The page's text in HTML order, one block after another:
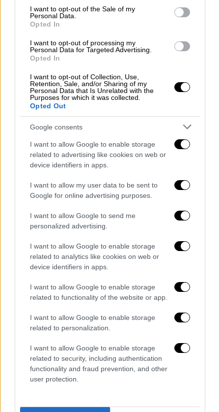
consent section.
I want to opt-out of the Sale of my
Personal Data.
Opted In
I want to opt-out of processing my
Personal Data for Targeted Advertising.
Opted In
I want to opt-out of Collection, Use,
Retention, Sale, and/or Sharing of my
Personal Data that Is Unrelated with the
Purposes for which it was collected.
Opted Out
Google consents
I want to allow Google to enable storage
related to advertising like cookies on web or
device identifiers in apps.
I want to allow my user data to be sent to
Google for online advertising purposes.
I want to allow Google to send me
personalized advertising.
I want to allow Google to enable storage
related to analytics like cookies on web or
device identifiers in apps.
I want to allow Google to enable storage
related to functionality of the website or app.
I want to allow Google to enable storage
related to personalization.
I want to allow Google to enable storage
related to security, including authentication
functionality and fraud prevention, and other
user protection.
Πολιτική|24.09.2025 22:40
Ναυτικό»: Εγκρίθηκαν οι συμβάσεις για
τις φρεγάτες Belharra - Κοντά σε
Μνημόνιο και για τις Bergamini
Ο Νίκος Δένδιας, παρουσίασε τα σχέδια για
τον εκσυγχρονισμό του Πολεμικού
Ναυτικού, συμπεριλαμβανομένων νέων
συμφωνιών για την προμήθεια φρεγατών
Με λεωφορεία που έχουν να
καθαριστούν πάνω από μία εβδομάδα τα
δρομολόγια στην Αθήνα - «Υγειονομικές
βόμβες» από την ΟΣΥ
Η σύμβαση με την εργολαβική εταιρία που